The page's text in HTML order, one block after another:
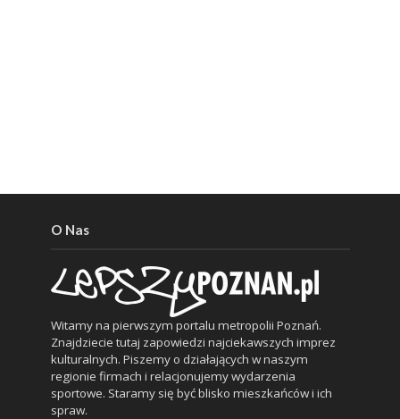
O Nas
Witamy na pierwszym portalu metropolii Poznań.
Znajdziecie tutaj zapowiedzi najciekawszych imprez
kulturalnych. Piszemy o działających w naszym
regionie firmach i relacjonujemy wydarzenia
sportowe. Staramy się być blisko mieszkańców i ich
spraw.